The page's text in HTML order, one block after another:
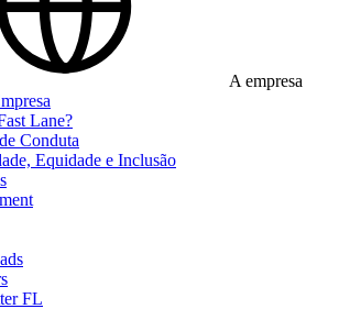
A empresa
Lane?
Conduta
Equidade e Inclusão
FL